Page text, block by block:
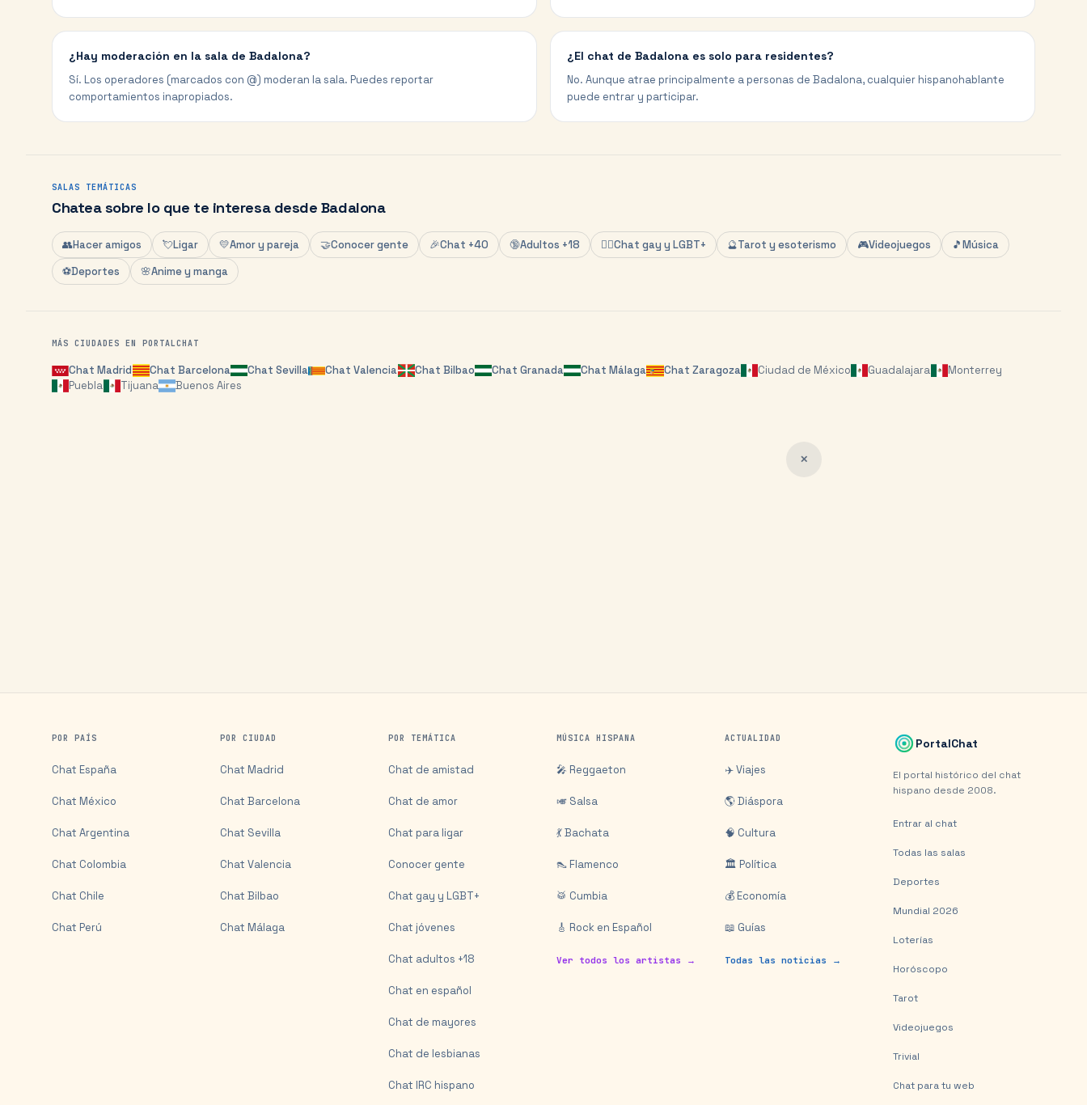
¿Hay moderación en la sala de Badalona?
Sí. Los operadores (marcados con @) moderan la sala. Puedes reportar
comportamientos inapropiados.
¿El chat de Badalona es solo para residentes?
No. Aunque atrae principalmente a personas de Badalona, cualquier hispanohablante
puede entrar y participar.
SALAS TEMÁTICAS
Chatea sobre lo que te interesa desde Badalona
👥Hacer amigos 💘Ligar 💛Amor y pareja 🤝Conocer gente 🎉Chat +40 🔞Adultos +18 🏳️‍🌈Chat gay y LGBT+ 🔮Tarot y esoterismo 🎮Videojuegos 🎵Música
⚽Deportes 🌸Anime y manga
MÁS CIUDADES EN PORTALCHAT
ChatMadrid Chat Barcelona Chat Sevilla ChatValencia Chat Bilbao Chat Granada ChatMálaga Chat Zaragoza Ciudad de México Guadalajara
Monterrey
Puebla
Tijuana Buenos Aires
✕
POR PAÍS
Chat España
Chat México
Chat Argentina
Chat Colombia
Chat Chile
Chat Perú
POR CIUDAD
Chat Madrid
Chat Barcelona
Chat Sevilla
Chat Valencia
Chat Bilbao
Chat Málaga
POR TEMÁTICA
Chat de amistad
Chat de amor
Chat para ligar
Conocer gente
Chat gay y LGBT+
Chat jóvenes
Chat adultos +18
Chat en español
Chat de mayores
Chat de lesbianas
Chat IRC hispano
MÚSICA HISPANA
🎤 Reggaeton
🎺 Salsa
💃 Bachata
👠 Flamenco
🥁 Cumbia
🎸 Rock en Español
Ver todos los artistas →
ACTUALIDAD
✈️ Viajes
🌎 Diáspora
🧠 Cultura
🏛️ Política
💰 Economía
📖 Guías
Todas las noticias →
PortalChat
El portal histórico del chat
hispano desde 2008.
Entrar al chat
Todas las salas
Deportes
Mundial 2026
Loterías
Horóscopo
Tarot
Videojuegos
Trivial
Chat para tu web